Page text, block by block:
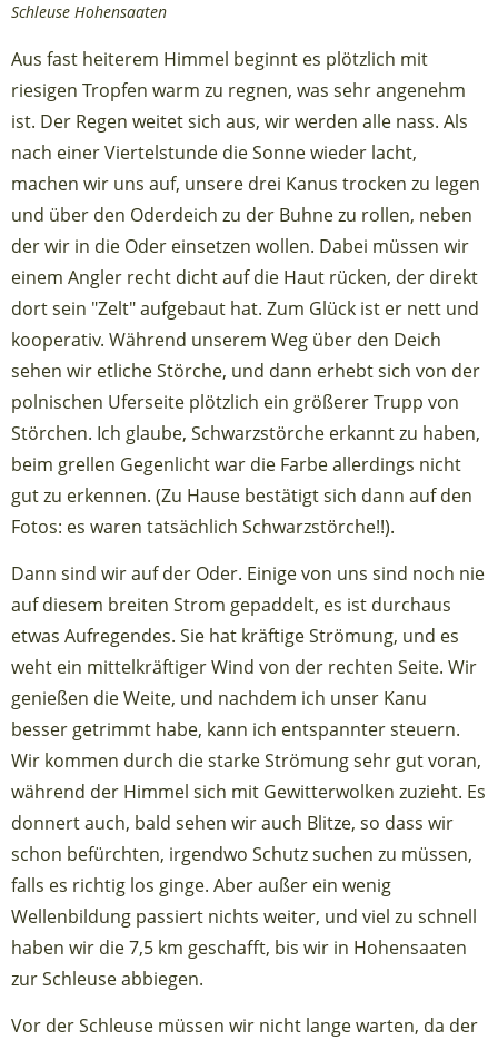
Schleuse Hohensaaten
Aus fast heiterem Himmel beginnt es plötzlich mit
riesigen Tropfen warm zu regnen, was sehr angenehm
ist. Der Regen weitet sich aus, wir werden alle nass. Als
nach einer Viertelstunde die Sonne wieder lacht,
machen wir uns auf, unsere drei Kanus trocken zu legen
und über den Oderdeich zu der Buhne zu rollen, neben
der wir in die Oder einsetzen wollen. Dabei müssen wir
einem Angler recht dicht auf die Haut rücken, der direkt
dort sein "Zelt" aufgebaut hat. Zum Glück ist er nett und
kooperativ. Während unserem Weg über den Deich
sehen wir etliche Störche, und dann erhebt sich von der
polnischen Uferseite plötzlich ein größerer Trupp von
Störchen. Ich glaube, Schwarzstörche erkannt zu haben,
beim grellen Gegenlicht war die Farbe allerdings nicht
gut zu erkennen. (Zu Hause bestätigt sich dann auf den
Fotos: es waren tatsächlich Schwarzstörche!!).
Dann sind wir auf der Oder. Einige von uns sind noch nie
auf diesem breiten Strom gepaddelt, es ist durchaus
etwas Aufregendes. Sie hat kräftige Strömung, und es
weht ein mittelkräftiger Wind von der rechten Seite. Wir
genießen die Weite, und nachdem ich unser Kanu
besser getrimmt habe, kann ich entspannter steuern.
Wir kommen durch die starke Strömung sehr gut voran,
während der Himmel sich mit Gewitterwolken zuzieht. Es
donnert auch, bald sehen wir auch Blitze, so dass wir
schon befürchten, irgendwo Schutz suchen zu müssen,
falls es richtig los ginge. Aber außer ein wenig
Wellenbildung passiert nichts weiter, und viel zu schnell
haben wir die 7,5 km geschafft, bis wir in Hohensaaten
zur Schleuse abbiegen.
Vor der Schleuse müssen wir nicht lange warten, da der